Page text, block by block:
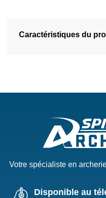
Caractéristiques du
Votre spécialiste en
Disponible au